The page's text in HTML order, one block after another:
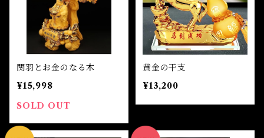
関羽とお金のなる木
¥15,998
SOLD OUT
黄金の干支
¥13,200